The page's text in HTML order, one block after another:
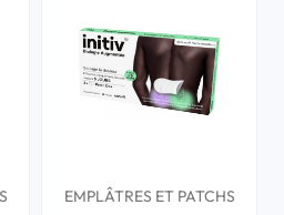
EMPLÂTRES ET PATCHS